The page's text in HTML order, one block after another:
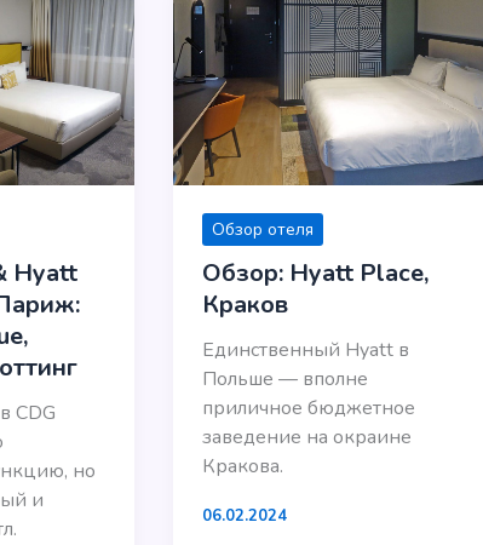
Hyatt
CDG
но
и
Обзор отеля
Обзор: Hyatt Place,
Краков
Единственный Hyatt в
Польше — вполне
приличное бюджетное
заведение на окраине
Кракова.
06.02.2024